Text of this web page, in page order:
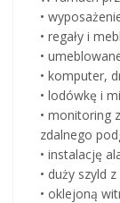
•
• regały i
•
• komputer,
• lodówkę i
• monitoring
zdalnego
• instalację
• duży szyld
• oklejoną